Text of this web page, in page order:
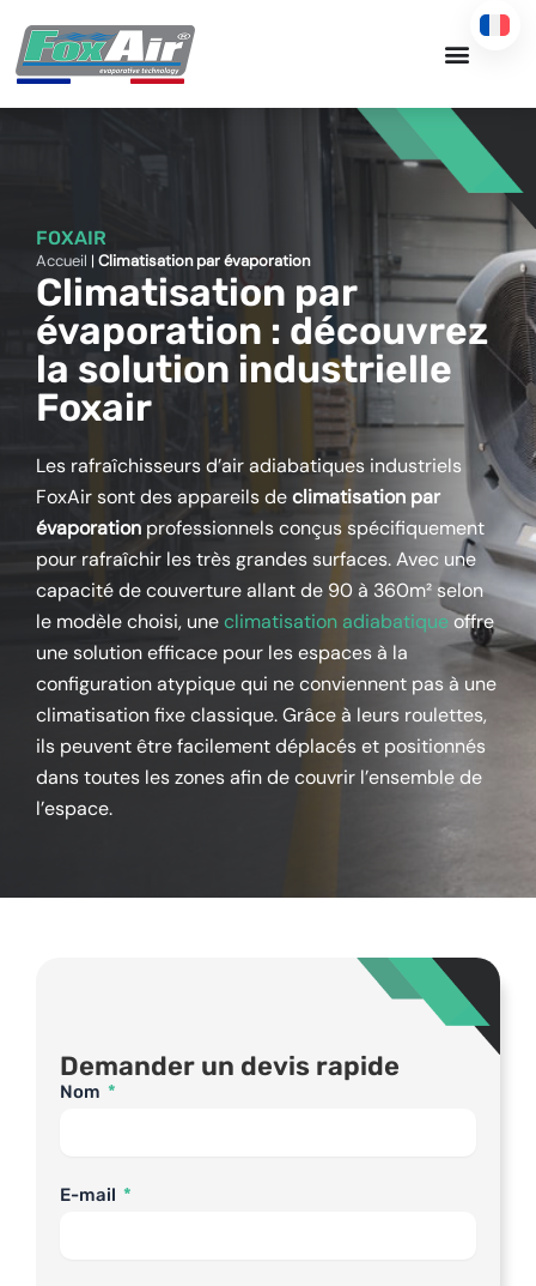
contenu
FOXAIR
Accueil | Climatisation par évaporation
Climatisation par
évaporation : découvrez
la solution industrielle
Foxair
Les rafraîchisseurs d’air adiabatiques industriels
FoxAir sont des appareils declimatisation par
évaporation professionnels conçus spécifiquement
pour rafraîchir les très grandes surfaces. Avec une
capacité de couverture allant de 90 à 360m² selon
le modèle choisi, uneclimatisation adiabatique offre
une solution efficace pour les espaces à la
configuration atypique qui ne conviennent pas à une
climatisation fixe classique. Grâce à leurs roulettes,
ils peuvent être facilement déplacés et positionnés
dans toutes les zones afin de couvrir l’ensemble de
l’espace.
Demander un devis rapide
Nom
E-mail